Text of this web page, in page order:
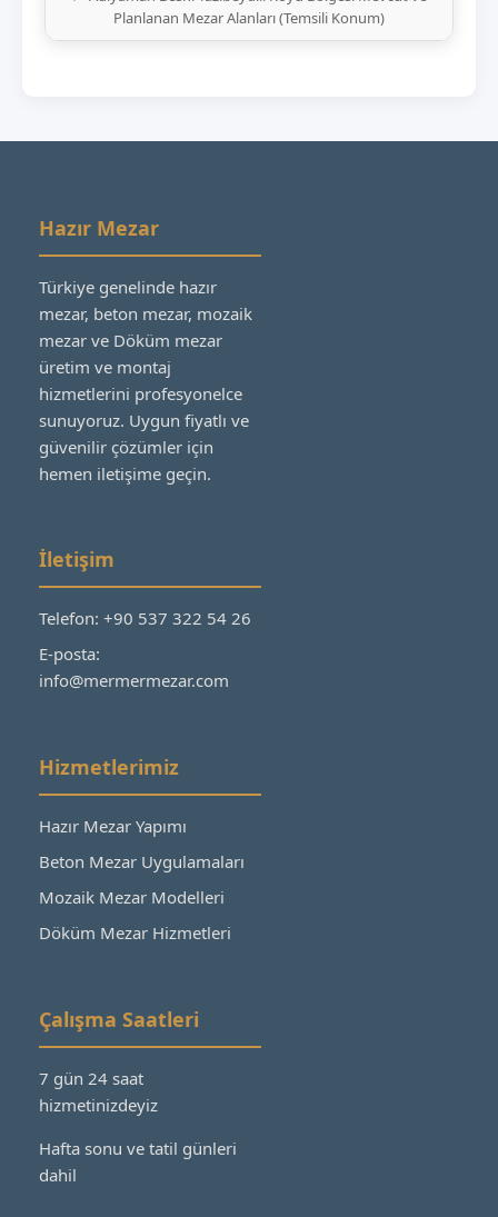
Planlanan Mezar Alanları (Temsili Konum)
Hazır Mezar
Türkiye genelinde hazır
mezar, beton mezar, mozaik
mezar ve Döküm mezar
üretim ve montaj
hizmetlerini profesyonelce
sunuyoruz. Uygun fiyatlı ve
güvenilir çözümler için
hemen iletişime geçin.
İletişim
Telefon: +90 537 322 54 26
E-posta:
info@mermermezar.com
Hizmetlerimiz
Hazır Mezar Yapımı
Beton Mezar Uygulamaları
Mozaik Mezar Modelleri
Döküm Mezar Hizmetleri
Çalışma Saatleri
7 gün 24 saat
hizmetinizdeyiz
Hafta sonu ve tatil günleri
dahil